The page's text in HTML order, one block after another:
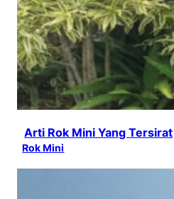
Arti Rok Mini Yang Tersirat
Rok Mini